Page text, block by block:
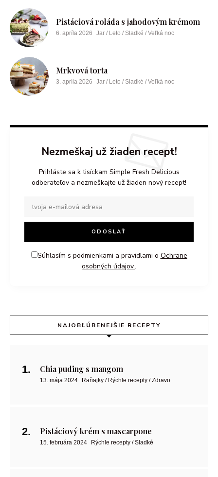
Pistáciová roláda s jahodovým krémom
6. apríla 2026 Jar / Leto / Sladké / Veľká noc
Mrkvová torta
3. apríla 2026 Jar / Leto / Sladké / Veľká noc
Nezmeškaj už žiaden recept!
Prihláste sa k tisíckam Simple Fresh Delicious
odberateľov a nezmeškajte už žiaden nový recept!
Súhlasím s podmienkami a pravidlami o Ochrane
osobných údajov..
NAJOBĽÚBENEJŠIE RECEPTY
Chia puding s mangom
13. mája 2024 Raňajky / Rýchle recepty / Zdravo
Pistáciový krém s mascarpone
15. februára 2024 Rýchle recepty / Sladké